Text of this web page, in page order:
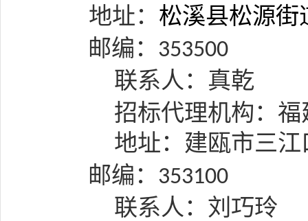
地址： 松溪县松源街
邮编： 353500
联系人：真乾
招标代理机构： 福
地址： 建瓯市三
邮编： 353100
联系人： 刘巧玲